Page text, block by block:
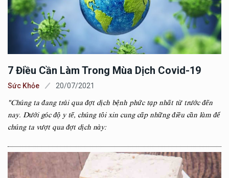
7 Điều Cần Làm Trong Mùa Dịch Covid-19
Sức Khỏe 20/07/2021
"Chúng ta đang trải qua đợt dịch bệnh phức tạp nhất từ trước đến
nay. Dưới góc độ y tế, chúng tôi xin cung cấp những điều cần làm để
chúng ta vượt qua đợt dịch này: